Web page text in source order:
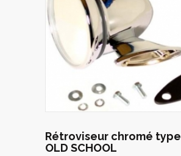
Rétroviseur chromé type
OLD SCHOOL